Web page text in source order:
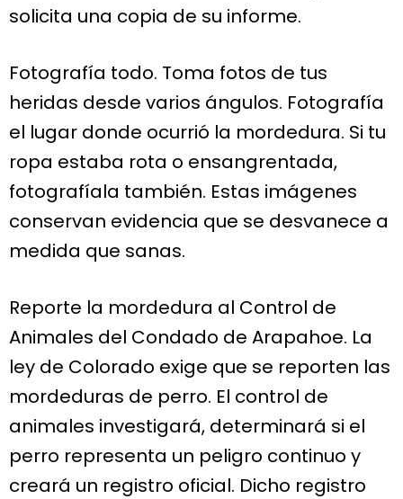
solicita una copia de su informe.
Fotografía todo. Toma fotos de tus
heridas desde varios ángulos. Fotografía
el lugar donde ocurrió la mordedura. Si tu
ropa estaba rota o ensangrentada,
fotografíala también. Estas imágenes
conservan evidencia que se desvanece a
medida que sanas.
Reporte la mordedura al Control de
Animales del Condado de Arapahoe. La
ley de Colorado exige que se reporten las
mordeduras de perro. El control de
animales investigará, determinará si el
perro representa un peligro continuo y
creará un registro oficial. Dicho registro